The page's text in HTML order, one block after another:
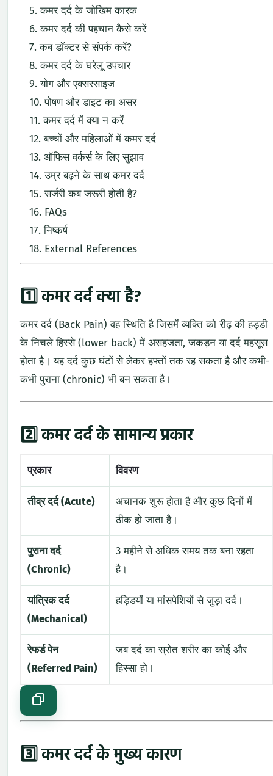
कमरदर्दकेजोखिमकारक
कमरदर्दकीपहचानकैसेकरें
कबडॉक्टरसेसंपर्ककरें?
कमरदर्दकेघरेलूउपचार
योग औरएक्सरसाइज
पोषणऔरडाइटका असर
कमरदर्दमेंक्यानकरें
बच्चों औरमहिलाओंमेंकमरदर्द
ऑफिसवर्कर्सकेलिएसुझाव
उम्रबढ़नेकेसाथकमरदर्द
सर्जरीकबजरूरीहोतीहै?
FAQs
निष्कर्ष
External References
1️⃣कमरदर्दक्याहै?
कमरदर्द (Back Pain)वहस्थितिहैजिसमेंव्यक्तिकोरीढ़कीहड्डी
केनिचलेहिस्से (lower back)में असहजता,जकड़नयादर्दमहसूस
होताहै।यहदर्दकुछघंटोंसेलेकरहफ्तोंतकरहसकताहैऔरकभी-
कभीपुराना (chronic) भीबनसकताहै।
2️⃣कमरदर्दकेसामान्यप्रकार
प्रकार विवरण
तीव्रदर्द (Acute) अचानकशुरूहोताहैऔरकुछदिनोंमें
ठीकहोजाताहै।
पुरानादर्द
(Chronic)
3महीनेसेअधिकसमयतकबनारहता
है।
यांत्रिकदर्द
(Mechanical)
हड्डियोंयामांसपेशियोंसेजुड़ादर्द।
रेफर्डपेन
(Referred Pain)
जबदर्दकास्रोतशरीरकाकोई और
हिस्साहो।
3️⃣कमरदर्दकेमुख्यकारण